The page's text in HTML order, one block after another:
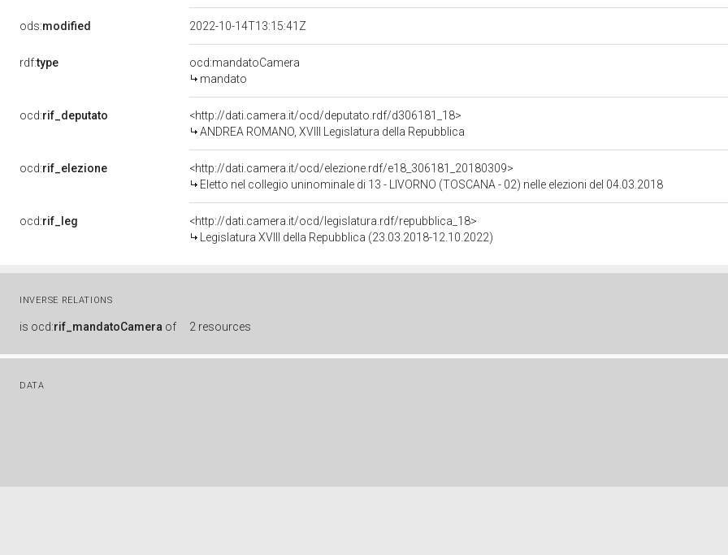
ods:modified 2022-10-14T13:15:41Z
rdf:type
ocd:mandatoCamera
mandato
ocd:rif_deputato
<http://dati.camera.it/ocd/deputato.rdf/d306181_18>
ANDREA ROMANO, XVIII Legislatura della Repubblica
ocd:rif_elezione
<http://dati.camera.it/ocd/elezione.rdf/e18_306181_20180309>
Eletto nel collegio uninominale di 13 - LIVORNO (TOSCANA - 02) nelle elezioni del 04.03.2018
ocd:rif_leg
<http://dati.camera.it/ocd/legislatura.rdf/repubblica_18>
Legislatura XVIII della Repubblica (23.03.2018-12.10.2022)
INVERSE RELATIONS
is ocd:rif_mandatoCamera of 2 resources
DATA